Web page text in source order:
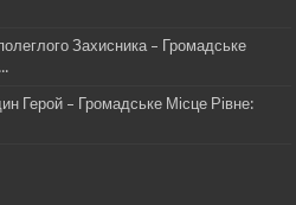
Захисника – Громадське
Герой – Громадське Місце Рівне: